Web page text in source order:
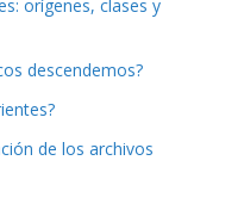
orígenes, clases y
descendemos?
de los archivos